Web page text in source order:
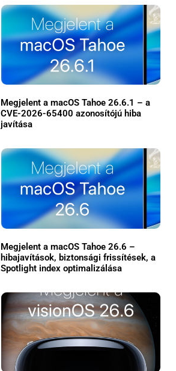
Megjelent a macOS Tahoe 26.6.1 – a
CVE-2026-65400 azonosítójú hiba
javítása
Megjelent a macOS Tahoe 26.6 –
hibajavítások, biztonsági frissítések, a
Spotlight index optimalizálása
Főoldal
GYIK
Használt Apple
Apple szerviz